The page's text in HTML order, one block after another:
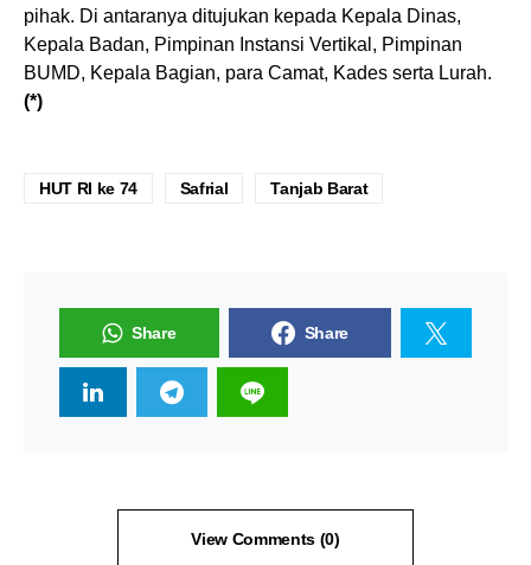
pihak. Di antaranya ditujukan kepada Kepala Dinas,
Kepala Badan, Pimpinan Instansi Vertikal, Pimpinan
BUMD, Kepala Bagian, para Camat, Kades serta Lurah.
(*)
HUT RI ke 74 Safrial Tanjab Barat
Share Share
View Comments (0)